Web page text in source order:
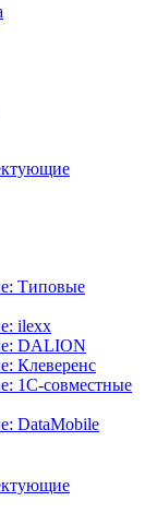
Типовые
ilexx
DALION
Клеверенс
1С-совместные
DataMobile